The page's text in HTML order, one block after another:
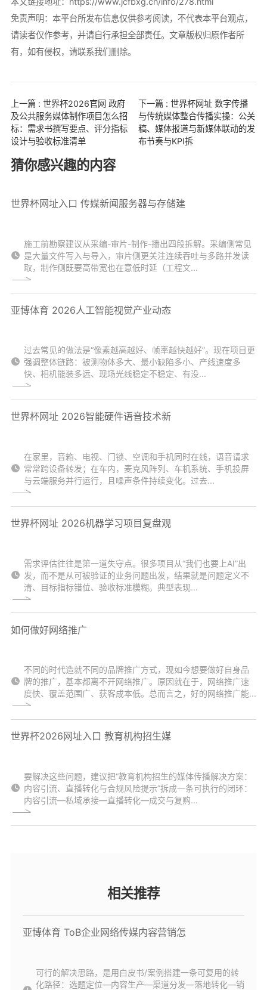
免责声明：本平台所发布信息仅供参考阅读，不代表本平台观点，
请读者仅作参考，并请自行承担全部责任。文章版权归原作者所
有，如有侵权，请联系我们删除。
上一篇 : 世界杯2026官网 政府
及公共服务媒体制作项目怎么招
标：需求书撰写要点、评分指标
设计与验收标准清单
下一篇 : 世界杯网址 数字传播
与传统媒体整合传播实操：公关
稿、媒体报道与新媒体联动的发
布节奏与KPI拆
猜你感兴趣的内容
世界杯网址入口 传媒新闻服务器与存储建
施工前勘察建议从采编-审片-制作-播出四段拆解。采编侧常见
是大量文件写入与导入，审片侧更关注连续吞吐与多路并发读
取，制作侧既要高带宽也在意低时延（工程文...
亚博体育 2026人工智能视觉产业动态
过去常见的做法是“像素越高越好、帧率越快越好”。现在项目更
强调整体链路：被测物体多大、最小缺陷多小、产线速度多
快、相机能装多远、现场光线稳定不稳定、有没...
世界杯网址 2026智能硬件语音技术新
在家里，音箱、电视、门锁、空调和手机同时在线，语音请求
常常跨设备转发；在车内，麦克风阵列、车机系统、手机投屏
与云端服务并行运行，且噪声条件持续变化。过去...
世界杯网址 2026机器学习项目复盘观
需求评估往往是第一道失守点。很多项目从“我们也要上AI”出
发，而不是从可被验证的业务问题出发，结果就是问题定义不
清、目标指标错位、验收标准模糊。典型表现...
如何做好网络推广
不同的时代造就不同的品牌推广方式，现如今想要做好自身品
牌的推广，基本都离不开网络推广。原因就在于，网络推广速
度快、覆盖范围广、获客成本低。总而言之，好的网络推广能...
世界杯2026网址入口 教育机构招生媒
要解决这些问题，建议把“教育机构招生的媒体传播解决方案：
内容引流、直播转化与合规风险提示”拆成一条可执行的闭环：
内容引流—私域承接—直播转化—成交与复购...
相关推荐
亚博体育 ToB企业网络传媒内容营销怎
可行的解决思路，是用白皮书/案例搭建一条可复用的转
化路径：选题定位—内容生产—渠道分发—落地转化—销